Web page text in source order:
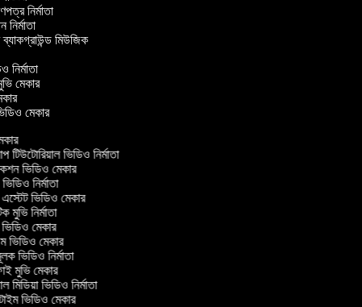
নির্মাতা
নির্মাতা
ব্যাকগ্রাউন্ড মিউজিক
নির্মাতা
মেকার
মেকার
ভিডিও নির্মাতা
ভিডিও মেকার
নির্মাতা
ভিডিও মেকার
মুভি নির্মাতা
মেকার
ভিডিও মেকার
ভিডিও নির্মাতা
মুভি মেকার
ভিডিও নির্মাতা
ভিডিও মেকার